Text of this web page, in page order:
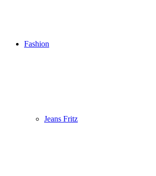
Fashion
Jeans Fritz